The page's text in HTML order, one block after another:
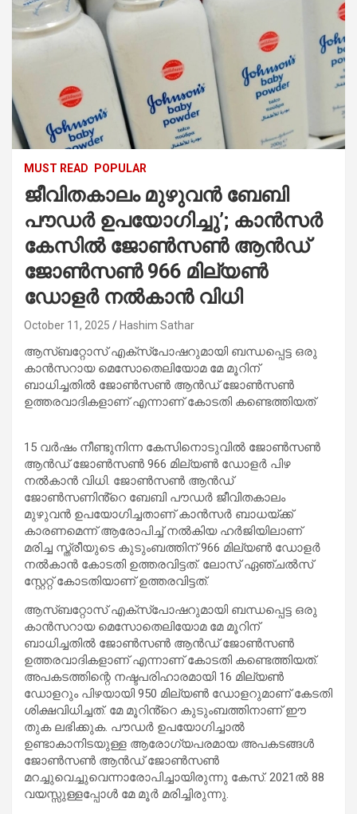
MUST READ POPULAR
ജീവിതകാലം മുഴുവൻ ബേബി
പൗഡർ ഉപയോഗിച്ചു’; കാൻസർ
കേസിൽ ജോൺസൺ ആൻഡ്
ജോൺസൺ 966 മില്യൺ
ഡോളർ നൽകാൻ വിധി
October 11, 2025 Hashim Sathar
ആസ്ബറ്റോസ് എക്സ്പോഷറുമായി ബന്ധപ്പെട്ട ഒരു
കാൻസറായ മെസോതെലിയോമ മേ മൂറിന്
ബാധിച്ചതിൽ ജോൺസൺ ആൻഡ് ജോൺസൺ
ഉത്തരവാദികളാണ് എന്നാണ് കോടതി കണ്ടെത്തിയത്
15 വർഷം നീണ്ടുനിന്ന കേസിനൊടുവിൽ ജോൺസൺ
ആൻഡ് ജോൺസൺ 966 മില്യൺ ഡോളർ പിഴ
നൽകാൻ വിധി. ജോൺസൺ ആൻഡ്
ജോൺസണിൻ്റെ ബേബി പൗഡർ ജീവിതകാലം
മുഴുവൻ ഉപയോഗിച്ചതാണ് കാൻസർ ബാധയ്ക്ക്
കാരണമെന്ന് ആരോപിച്ച് നൽകിയ ഹർജിയിലാണ്
മരിച്ച സ്ത്രീയുടെ കുടുംബത്തിന് 966 മില്യൺ ഡോളർ
നൽകാൻ കോടതി ഉത്തരവിട്ടത്. ലോസ് ഏഞ്ചൽസ്
സ്റ്റേറ്റ് കോടതിയാണ് ഉത്തരവിട്ടത്.
ആസ്ബറ്റോസ് എക്സ്പോഷറുമായി ബന്ധപ്പെട്ട ഒരു
കാൻസറായ മെസോതെലിയോമ മേ മൂറിന്
ബാധിച്ചതിൽ ജോൺസൺ ആൻഡ് ജോൺസൺ
ഉത്തരവാദികളാണ് എന്നാണ് കോടതി കണ്ടെത്തിയത്.
അപകടത്തിന്റെ നഷ്ടപരിഹാരമായി 16 മില്യൺ
ഡോളറും പിഴയായി 950 മില്യൺ ഡോളറുമാണ് കേടതി
ശിക്ഷവിധിച്ചത്. മേ മൂറിൻ്റെ കുടുംബത്തിനാണ് ഈ
തുക ലഭിക്കുക. പൗഡർ ഉപയോഗിച്ചാൽ
ഉണ്ടാകാനിടയുള്ള ആരോഗ്യപരമായ അപകടങ്ങൾ
ജോൺസൺ ആൻഡ് ജോൺസൺ
മറച്ചുവെച്ചുവെന്നാരോപിച്ചായിരുന്നു കേസ്. 2021ൽ 88
വയസ്സുള്ളപ്പോൾ മേ മൂർ മരിച്ചിരുന്നു.